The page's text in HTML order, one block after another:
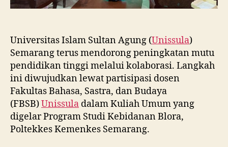
Universitas Islam Sultan Agung (Unissula)
Semarang terus mendorong peningkatan mutu
pendidikan tinggi melalui kolaborasi. Langkah
ini diwujudkan lewat partisipasi dosen
Fakultas Bahasa, Sastra, dan Budaya
(FBSB)Unissula dalam Kuliah Umum yang
digelar Program Studi Kebidanan Blora,
Poltekkes Kemenkes Semarang.